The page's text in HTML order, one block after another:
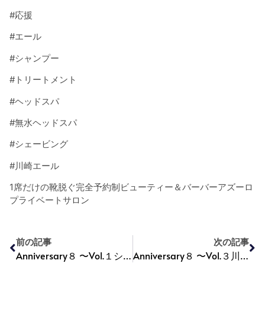
#応援
#エール
#シャンプー
# トリートメント
#ヘッドスパ
#無水ヘッドスパ
#シェービング
#川崎エール
1席だけの靴脱ぐ完全予約制ビューティー＆バーバーアズーロ
プライベートサロン
前の記事
Anniversary８ 〜Vol.１シン・ウェブサイト〜
次の記事
Anniversary８ 〜Vol.３川崎エールシャンプー＆トリートメント プライスリビジョン〜